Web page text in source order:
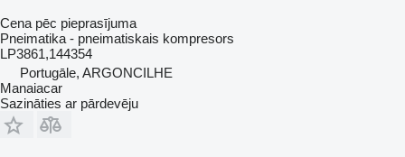
Cena pēc pieprasījuma
Pneimatika - pneimatiskais kompresors
LP3861,144354
Portugāle, ARGONCILHE
Manaiacar
Sazināties ar pārdevēju